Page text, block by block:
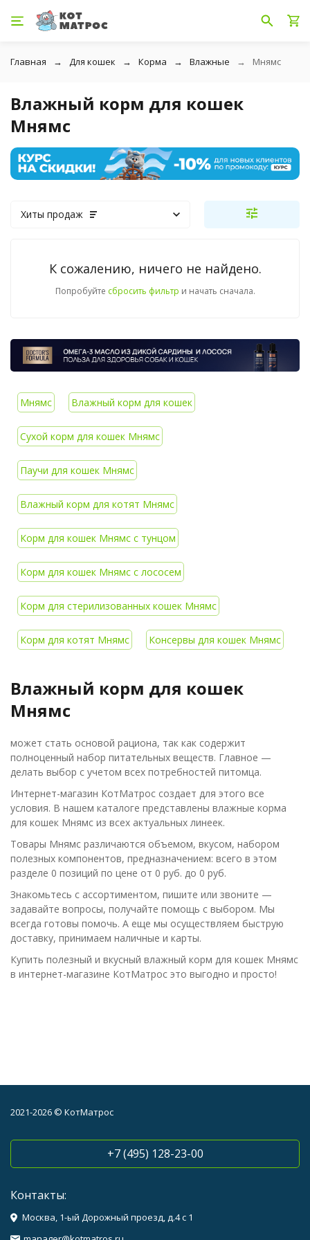
Главная Для кошек Корма Влажные Мнямс
Влажный корм для кошек
Мнямс
Хиты продаж
К сожалению, ничего не найдено.
Попробуйте сбросить фильтр и начать сначала.
Мнямс Влажный корм для кошек
Сухой корм для кошек Мнямс
Паучи для кошек Мнямс
Влажный корм для котят Мнямс
Корм для кошек Мнямс с тунцом
Корм для кошек Мнямс с лососем
Корм для стерилизованных кошек Мнямс
Корм для котят Мнямс Консервы для кошек Мнямс
Влажный корм для кошек
Мнямс
может стать основой рациона, так как содержит
полноценный набор питательных веществ. Главное —
делать выбор с учетом всех потребностей питомца.
Интернет-магазин КотМатрос создает для этого все
условия. В нашем каталоге представлены влажные корма
для кошек Мнямс из всех актуальных линеек.
Товары Мнямс различаются объемом, вкусом, набором
полезных компонентов, предназначением: всего в этом
разделе 0 позиций по цене от 0 руб. до 0 руб.
Знакомьтесь с ассортиментом, пишите или звоните —
задавайте вопросы, получайте помощь с выбором. Мы
всегда готовы помочь. А еще мы осуществляем быструю
доставку, принимаем наличные и карты.
Купить полезный и вкусный влажный корм для кошек Мнямс
в интернет-магазине КотМатрос это выгодно и просто!
2021-2026 © КотМатрос
+7 (495) 128-23-00
Контакты:
Москва, 1-ый Дорожный проезд, д.4 с 1